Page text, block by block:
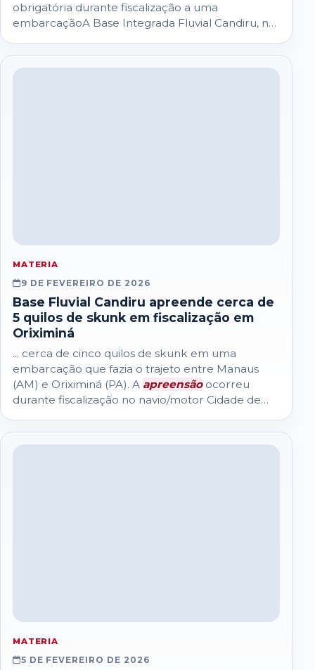
obrigatória durante fiscalização a uma
embarcaçãoA Base Integrada Fluvial Candiru, no
coordenada pela Secretaria…
MATERIA
9 DE FEVEREIRO DE 2026
Base Fluvial Candiru apreende cerca de
5 quilos de skunk em fiscalização em
Oriximiná
... cerca de cinco quilos de skunk em uma
embarcação que fazia o trajeto entre Manaus
(AM) e Oriximiná (PA). A apreensãoocorreu
durante fiscalização no navio/motor Cidade de
MATERIA
5 DE FEVEREIRO DE 2026